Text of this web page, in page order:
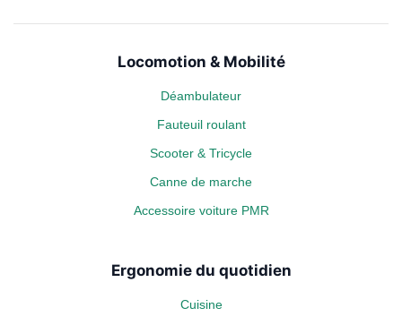
Locomotion & Mobilité
Déambulateur
Fauteuil roulant
Scooter & Tricycle
Canne de marche
Accessoire voiture PMR
Ergonomie du quotidien
Cuisine